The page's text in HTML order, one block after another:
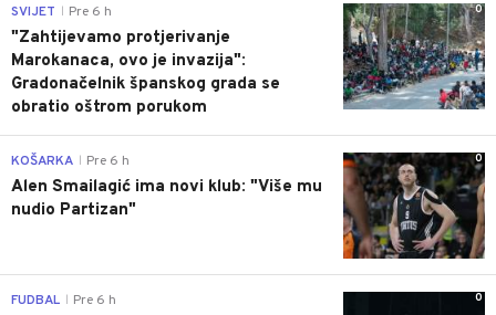
0
SVIJET Pre 6 h
"Zahtijevamo protjerivanje
Marokanaca, ovo je invazija":
Gradonačelnik španskog grada se
obratio oštrom porukom
0
KOŠARKA Pre 6 h
Alen Smailagić ima novi klub: "Više mu
nudio Partizan"
0
FUDBAL Pre 6 h